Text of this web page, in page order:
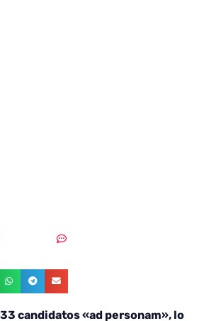
candidatos «ad personam», lo